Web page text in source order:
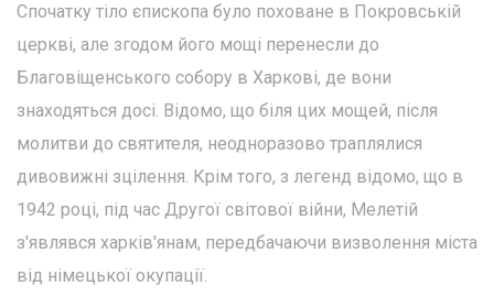
Спочатку тіло єпископа було поховане в Покровській
церкві, але згодом його мощі перенесли до
Благовіщенського собору в Харкові, де вони
знаходяться досі. Відомо, що біля цих мощей, після
молитви до святителя, неодноразово траплялися
дивовижні зцілення. Крім того, з легенд відомо, що в
1942 році, під час Другої світової війни, Мелетій
з'являвся харків'янам, передбачаючи визволення міста
від німецької окупації.